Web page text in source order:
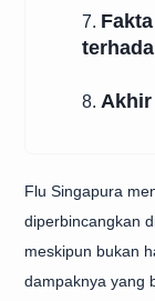
7.
8. Akhir
Flu Singapura
diperbincangkan
meskipun bukan
dampaknya yang